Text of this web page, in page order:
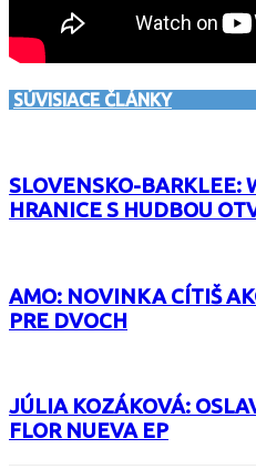
SÚVISIACE ČLÁNKY
SLOVENSKO-BARKLEE:
HRANICE S HUDBOU
AMO: NOVINKA CÍTIŠ
PRE DVOCH
JÚLIA KOZÁKOVÁ:
FLOR NUEVA EP